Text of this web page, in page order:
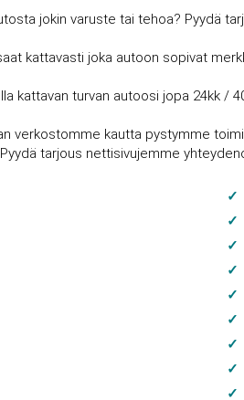
jokin varuste tai tehoa? Pyydä
kattavasti joka autoon sopivat
kattavan turvan autoosi jopa 24kk /
verkostomme kautta pystymme
tarjous nettisivujemme